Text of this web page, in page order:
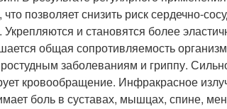
позволяет снизить риск сердечно-
и становятся более
общая сопротивляемость
заболеваниям и гриппу.
кровообращение. Инфракрасное
боль в суставах, мышцах, спине,